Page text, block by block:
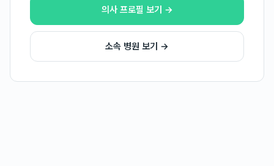
의사 프로필 보기 →
소속 병원 보기 →